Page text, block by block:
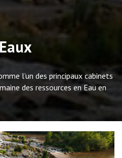
l’un des principaux cabinets
des ressources en Eau en